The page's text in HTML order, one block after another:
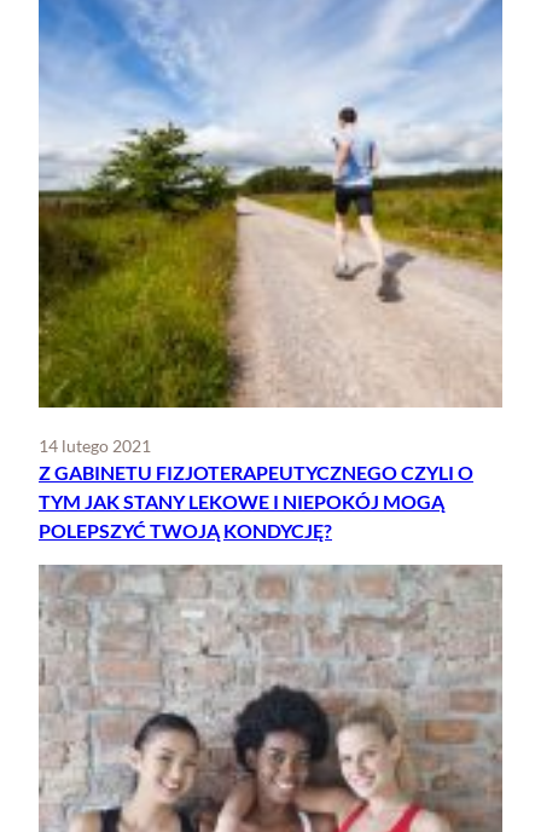
14 lutego 2021
Z GABINETU FIZJOTERAPEUTYCZNEGO CZYLI O
TYM JAK STANY LEKOWE I NIEPOKÓJ MOGĄ
POLEPSZYĆ TWOJĄ KONDYCJĘ?